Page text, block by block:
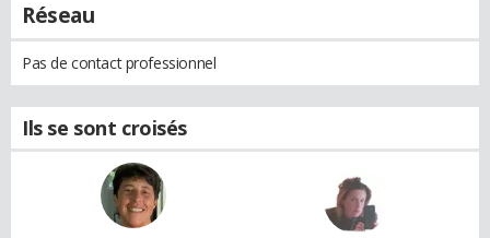
Réseau
Pas de contact professionnel
Ils se sont croisés